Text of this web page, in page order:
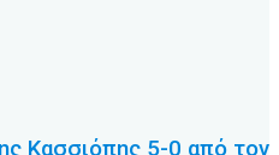
Κασσιόπης 5-0 από τον